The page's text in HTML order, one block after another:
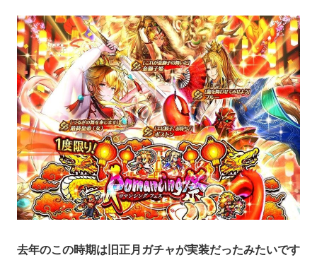
去年のこの時期は旧正月ガチャが実装だったみたいです